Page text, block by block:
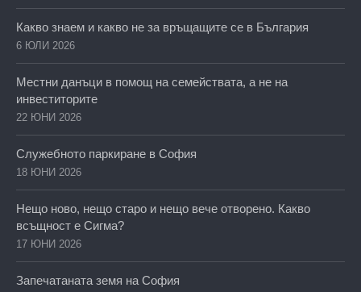
Какво знаем и какво не за връщащите се в България
6 ЮЛИ 2026
Местни данъци в помощ на семействата, а не на
инвеститорите
22 ЮНИ 2026
Служебното паркиране в София
18 ЮНИ 2026
Нещо ново, нещо старо и нещо вече отворено. Какво
всъщност е Сигма?
17 ЮНИ 2026
Запечатаната земя на София